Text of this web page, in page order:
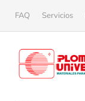
FAQ Servicios